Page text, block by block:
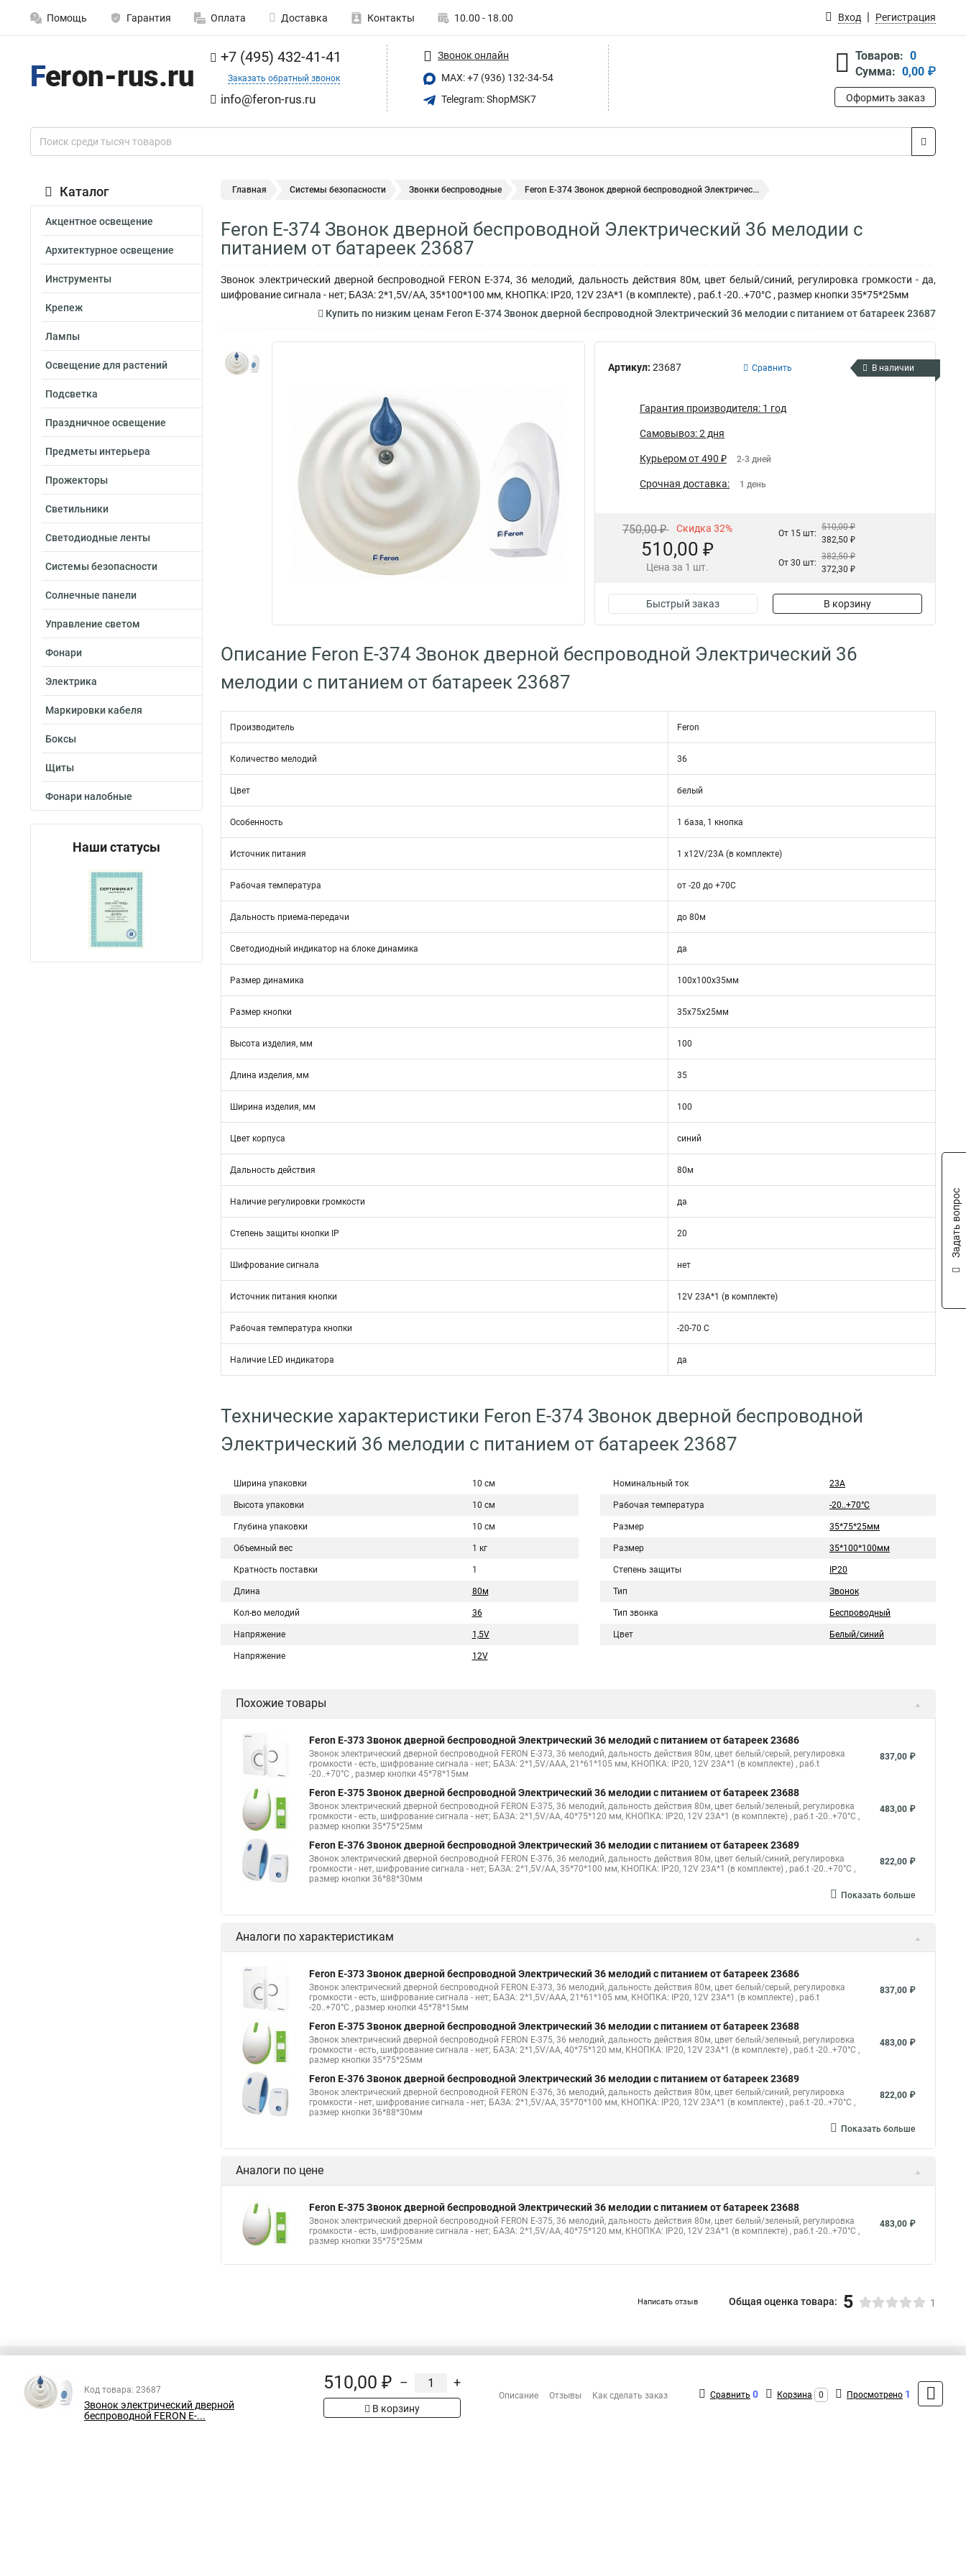
Помощь Гарантия Оплата Доставка Контакты 10.00 - 18.00 Вход Регистрация
+7 (495) 432-41-41
Заказать обратный звонок
info@feron-rus.ru
Звонок онлайн
MAX: +7 (936) 132-34-54
Telegram: ShopMSK7
Товаров: 0
Сумма: 0,00 ₽
Оформить заказ
Каталог
Акцентное освещение
Архитектурное освещение
Инструменты
Крепеж
Лампы
Освещение для растений
Подсветка
Праздничное освещение
Предметы интерьера
Прожекторы
Светильники
Светодиодные ленты
Системы безопасности
Солнечные панели
Управление светом
Фонари
Электрика
Маркировки кабеля
Боксы
Щиты
Фонари налобные
Наши статусы
Главная Системы безопасности Звонки беспроводные Feron E-374 Звонок дверной беспроводной Электричес...
Feron E-374 Звонок дверной беспроводной Электрический 36 мелодии с
питанием от батареек 23687
Звонок электрический дверной беспроводной FERON E-374, 36 мелодий, дальность действия 80м, цвет белый/синий, регулировка громкости - да,
шифрование сигнала - нет; БАЗА: 2*1,5V/AA, 35*100*100 мм, КНОПКА: IP20, 12V 23A*1 (в комплекте) , раб.t -20..+70°С , размер кнопки 35*75*25мм
Купить по низким ценам Feron E-374 Звонок дверной беспроводной Электрический 36 мелодии с питанием от батареек 23687
Артикул: 23687 Сравнить В наличии
Гарантия производителя: 1 год
Самовывоз: 2 дня
Курьером от 490 ₽ 2-3 дней
Срочная доставка: 1 день
750,00 ₽ Скидка 32%
510,00 ₽
Цена за 1 шт.
От 15 шт:
510,00 ₽
382,50 ₽
От 30 шт:
382,50 ₽
372,30 ₽
Быстрый заказ В корзину
Описание Feron E-374 Звонок дверной беспроводной Электрический 36
мелодии с питанием от батареек 23687
Производитель Feron
Количество мелодий 36
Цвет белый
Особенность 1 база, 1 кнопка
Источник питания 1 x12V/23A (в комплекте)
Рабочая температура от -20 до +70С
Дальность приема-передачи до 80м
Светодиодный индикатор на блоке динамика да
Размер динамика 100х100х35мм
Размер кнопки 35х75х25мм
Высота изделия, мм 100
Длина изделия, мм 35
Ширина изделия, мм 100
Цвет корпуса синий
Дальность действия 80м
Наличие регулировки громкости да
Степень защиты кнопки IP 20
Шифрование сигнала нет
Источник питания кнопки 12V 23A*1 (в комплекте)
Рабочая температура кнопки -20-70 С
Наличие LED индикатора да
Технические характеристики Feron E-374 Звонок дверной беспроводной
Электрический 36 мелодии с питанием от батареек 23687
Ширина упаковки 10 см
Высота упаковки 10 см
Глубина упаковки 10 см
Объемный вес 1 кг
Кратность поставки 1
Длина 80м
Кол-во мелодий 36
Напряжение 1,5V
Напряжение 12V
Номинальный ток 23A
Рабочая температура -20..+70°С
Размер 35*75*25мм
Размер 35*100*100мм
Степень защиты IP20
Тип Звонок
Тип звонка Беспроводный
Цвет Белый/синий
Похожие товары
Feron E-373 Звонок дверной беспроводной Электрический 36 мелодий с питанием от батареек 23686
Звонок электрический дверной беспроводной FERON E-373, 36 мелодий, дальность действия 80м, цвет белый/серый, регулировка
громкости - есть, шифрование сигнала - нет; БАЗА: 2*1,5V/AAA, 21*61*105 мм, КНОПКА: IP20, 12V 23A*1 (в комплекте) , раб.t
-20..+70°С , размер кнопки 45*78*15мм
837,00 ₽
Feron E-375 Звонок дверной беспроводной Электрический 36 мелодии с питанием от батареек 23688
Звонок электрический дверной беспроводной FERON E-375, 36 мелодий, дальность действия 80м, цвет белый/зеленый, регулировка
громкости - есть, шифрование сигнала - нет; БАЗА: 2*1,5V/AA, 40*75*120 мм, КНОПКА: IP20, 12V 23A*1 (в комплекте) , раб.t -20..+70°С ,
размер кнопки 35*75*25мм
483,00 ₽
Feron E-376 Звонок дверной беспроводной Электрический 36 мелодии с питанием от батареек 23689
Звонок электрический дверной беспроводной FERON E-376, 36 мелодий, дальность действия 80м, цвет белый/синий, регулировка
громкости - нет, шифрование сигнала - нет; БАЗА: 2*1,5V/AA, 35*70*100 мм, КНОПКА: IP20, 12V 23A*1 (в комплекте) , раб.t -20..+70°С ,
размер кнопки 36*88*30мм
822,00 ₽
Показать больше
Аналоги по характеристикам
Feron E-373 Звонок дверной беспроводной Электрический 36 мелодий с питанием от батареек 23686
Звонок электрический дверной беспроводной FERON E-373, 36 мелодий, дальность действия 80м, цвет белый/серый, регулировка
громкости - есть, шифрование сигнала - нет; БАЗА: 2*1,5V/AAA, 21*61*105 мм, КНОПКА: IP20, 12V 23A*1 (в комплекте) , раб.t
-20..+70°С , размер кнопки 45*78*15мм
837,00 ₽
Feron E-375 Звонок дверной беспроводной Электрический 36 мелодии с питанием от батареек 23688
Звонок электрический дверной беспроводной FERON E-375, 36 мелодий, дальность действия 80м, цвет белый/зеленый, регулировка
громкости - есть, шифрование сигнала - нет; БАЗА: 2*1,5V/AA, 40*75*120 мм, КНОПКА: IP20, 12V 23A*1 (в комплекте) , раб.t -20..+70°С ,
размер кнопки 35*75*25мм
483,00 ₽
Feron E-376 Звонок дверной беспроводной Электрический 36 мелодии с питанием от батареек 23689
Звонок электрический дверной беспроводной FERON E-376, 36 мелодий, дальность действия 80м, цвет белый/синий, регулировка
громкости - нет, шифрование сигнала - нет; БАЗА: 2*1,5V/AA, 35*70*100 мм, КНОПКА: IP20, 12V 23A*1 (в комплекте) , раб.t -20..+70°С ,
размер кнопки 36*88*30мм
822,00 ₽
Показать больше
Аналоги по цене
Feron E-375 Звонок дверной беспроводной Электрический 36 мелодии с питанием от батареек 23688
Звонок электрический дверной беспроводной FERON E-375, 36 мелодий, дальность действия 80м, цвет белый/зеленый, регулировка
громкости - есть, шифрование сигнала - нет; БАЗА: 2*1,5V/AA, 40*75*120 мм, КНОПКА: IP20, 12V 23A*1 (в комплекте) , раб.t -20..+70°С ,
размер кнопки 35*75*25мм
483,00 ₽
Написать отзыв Общая оценка товара: 5 1
В соответствии с пунктом 2 статьи 437 ГК РФ, вся информация о товарах на сайте имеет
Сотрудничество
+7 (495) 432-41-41
MAX: +7 (936) 132-34-54
Код товара: 23687
Звонок электрический дверной
беспроводной FERON E-...
510,00 ₽ – +
В корзину
Описание Отзывы Как сделать заказ Сравнить 0 Корзина 0 Просмотрено 1
Задать вопрос